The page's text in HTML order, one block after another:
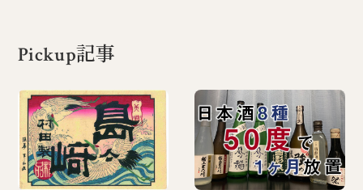
Pickup記事